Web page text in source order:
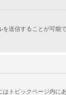
信することが可能
ピックページ内に